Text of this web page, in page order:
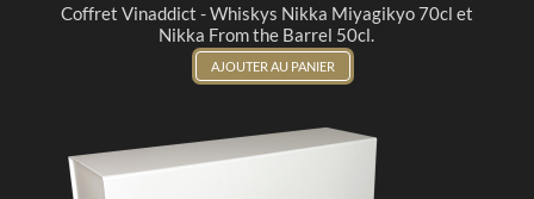
Coffret Vinaddict - Whiskys Nikka Miyagikyo 70cl et
Nikka From the Barrel 50cl.
AJOUTER AU PANIER